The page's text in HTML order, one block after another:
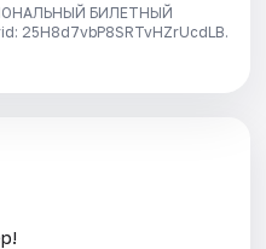
БИЛЕТНЫЙ
25H8d7vbP8SRTvHZrUcdLB.